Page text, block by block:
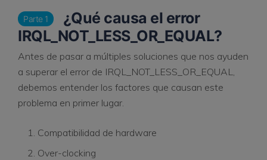
Parte 1
¿Qué causa el error
IRQL_NOT_LESS_OR_EQUAL?
Antes de pasar a múltiples soluciones que nos ayuden
a superar el error de IRQL_NOT_LESS_OR_EQUAL,
debemos entender los factores que causan este
problema en primer lugar.
Compatibilidad de hardware
Over-clocking